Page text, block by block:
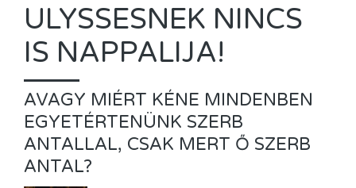
ULYSSESNEK NINCS
IS NAPPALIJA!
AVAGY MIÉRT KÉNE MINDENBEN
EGYETÉRTENÜNK SZERB
ANTALLAL, CSAK MERT Ő SZERB
ANTAL?